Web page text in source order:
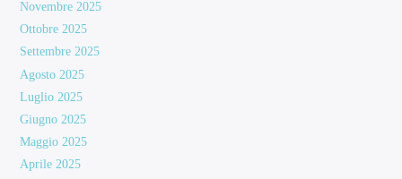
Novembre 2025
Ottobre 2025
Settembre 2025
Agosto 2025
Luglio 2025
Giugno 2025
Maggio 2025
Aprile 2025